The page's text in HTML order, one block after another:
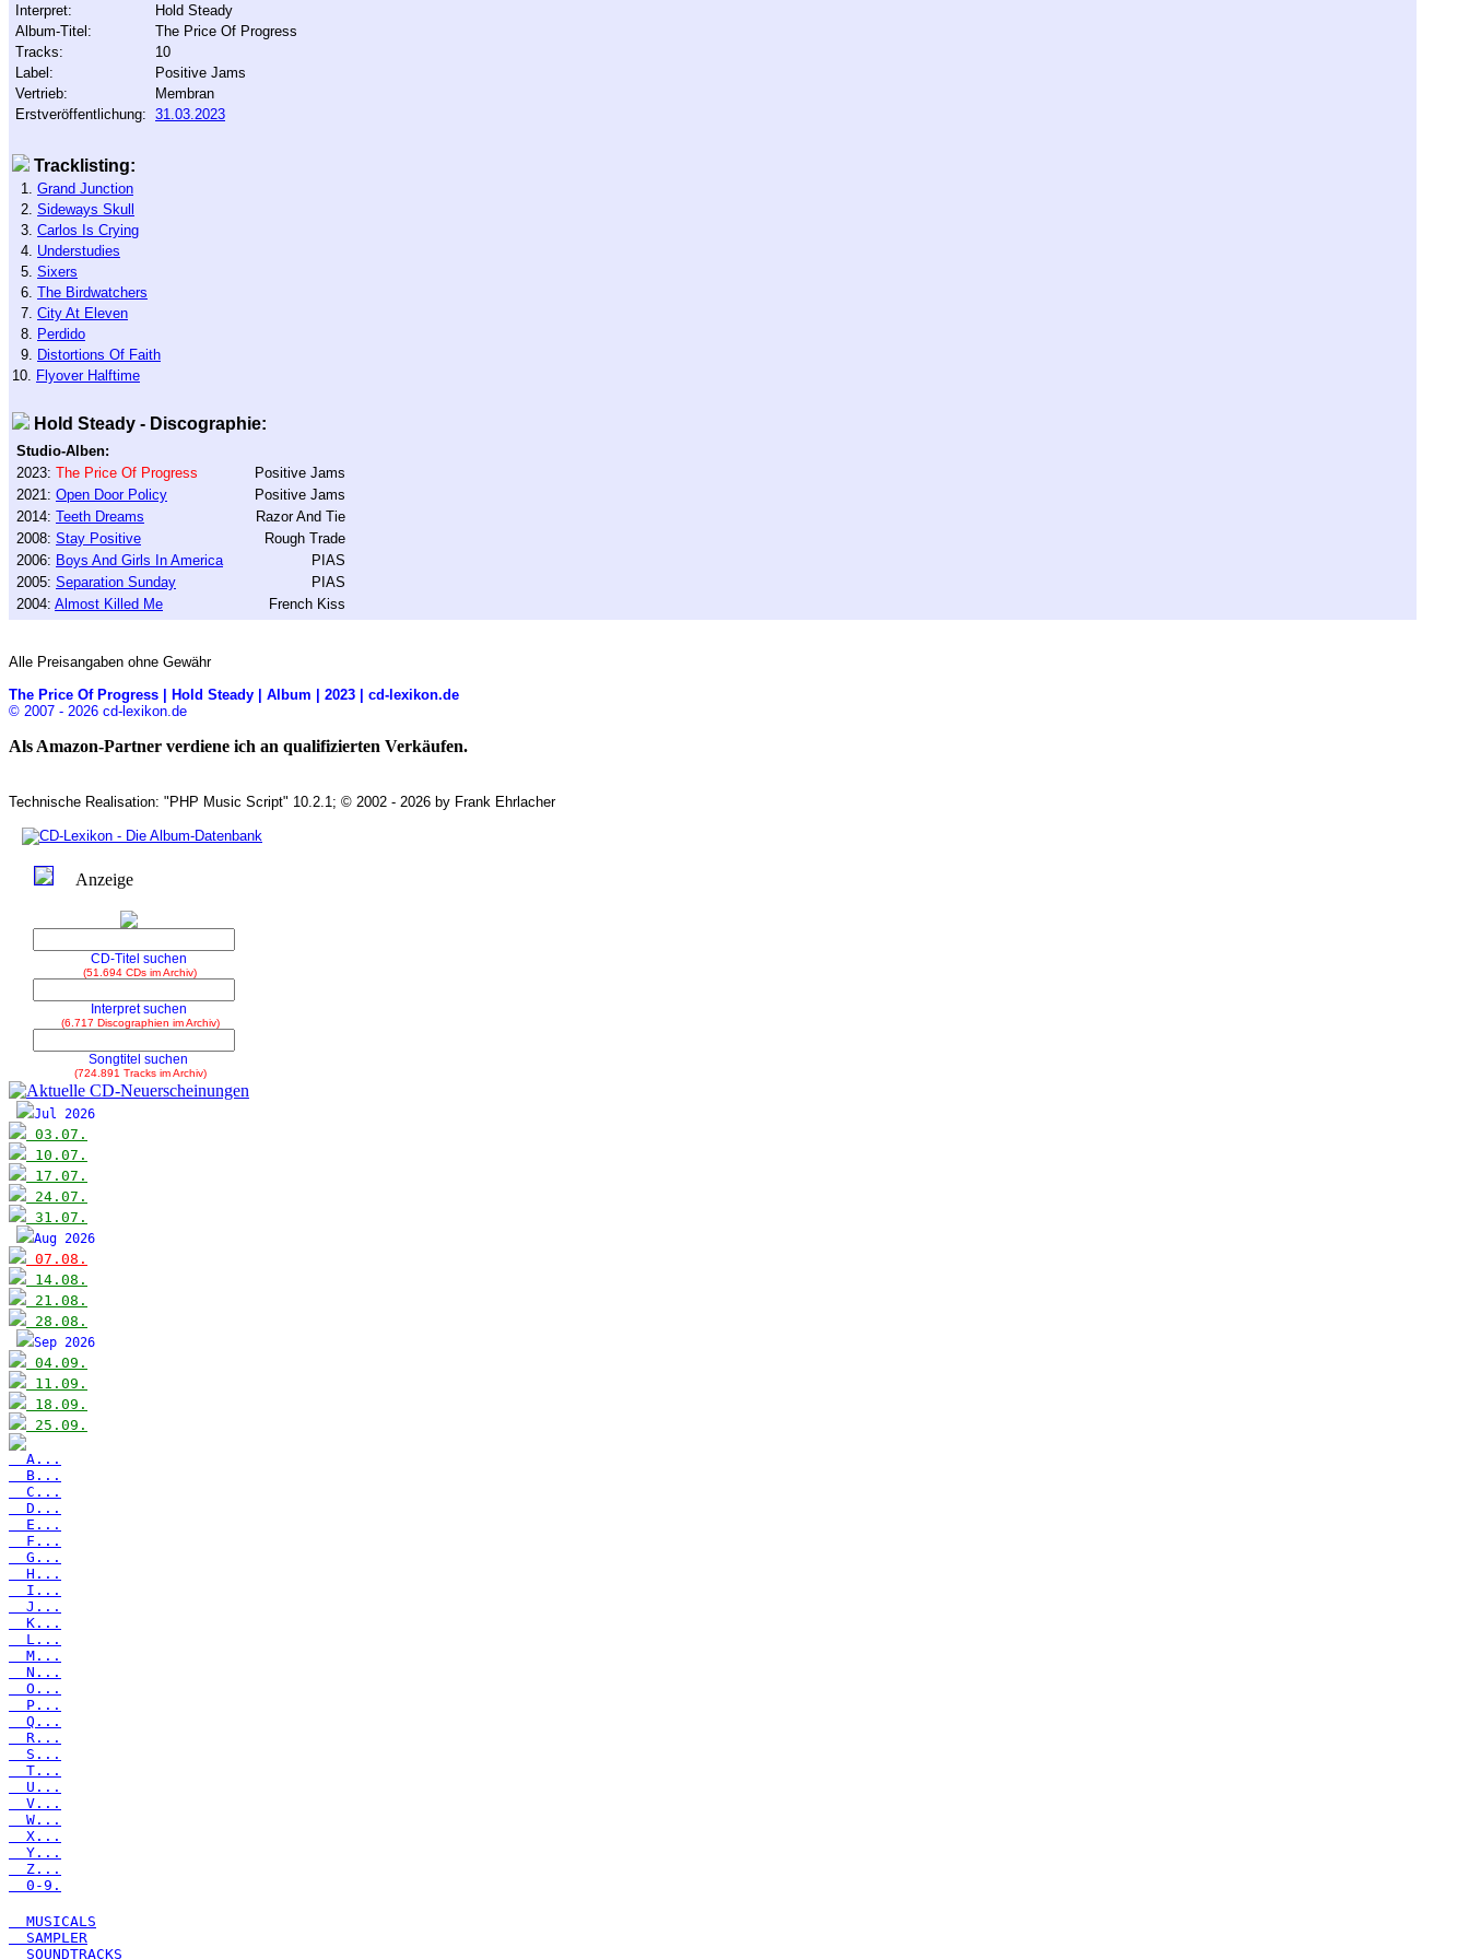
Interpret:
Hold Steady
Album-Titel:
The Price Of Progress
Tracks:
10
Label:
Positive Jams
Vertrieb:
Membran
Erstveröffentlichung: 31.03.2023
Tracklisting:
1. Grand Junction
2. Sideways Skull
3. Carlos Is Crying
4. Understudies
5. Sixers
6. The Birdwatchers
7. City At Eleven
8. Perdido
9. Distortions Of Faith
10. Flyover Halftime
Hold Steady - Discographie:
Studio-Alben:
2023: The Price Of Progress
Positive Jams
2021: Open Door Policy
Positive Jams
2014: Teeth Dreams
Razor And Tie
2008: Stay Positive
Rough Trade
2006: Boys And Girls In America
PIAS
2005: Separation Sunday
PIAS
2004: Almost Killed Me French Kiss
Alle Preisangaben ohne Gewähr
The Price Of Progress | Hold Steady | Album | 2023 | cd-lexikon.de
© 2007 - 2026 cd-lexikon.de
Als Amazon-Partner verdiene ich an qualifizierten Verkäufen.
Technische Realisation: "PHP Music Script" 10.2.1; © 2002 - 2026 by Frank Ehrlacher
Anzeige
CD-Titel suchen
(51.694 CDs im Archiv)
Interpret suchen
(6.717 Discographien im Archiv)
Songtitel suchen
(724.891 Tracks im Archiv)
Jul 2026
03.07.
10.07.
17.07.
24.07.
31.07.
Aug 2026
07.08.
14.08.
21.08.
28.08.
Sep 2026
04.09.
11.09.
18.09.
25.09.
A...
B...
C...
D...
E...
F...
G...
H...
I...
J...
K...
L...
M...
N...
O...
P...
Q...
R...
S...
T...
U...
V...
W...
X...
Y...
Z...
0-9.
MUSICALS
SAMPLER
SOUNDTRACKS